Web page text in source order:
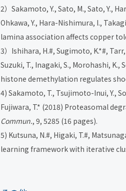
2）Sakamoto, Y., Sato, M., Sato, Y.,
Ohkawa, Y., Hara-Nishimura, I.,
lamina association affects copper
3）Ishihara, H.#, Sugimoto, K.*#,
Suzuki, T., Inagaki, S., Morohashi, K.,
histone demethylation regulates
4) Sakamoto, T., Tsujimoto-Inui, Y.,
Fujiwara, T.* (2018) Proteasomal
Commun., 9, 5285 (16 pages).
5) Kutsuna, N.#, Higaki, T.#,
learning framework with iterative